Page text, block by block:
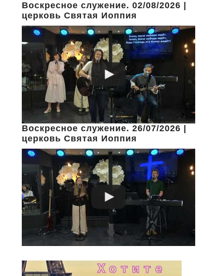
Воскресное служение. 02/08/2026 |
церковь Святая Иоппия
Воскресное служение. 26/07/2026 |
церковь Святая Иоппия